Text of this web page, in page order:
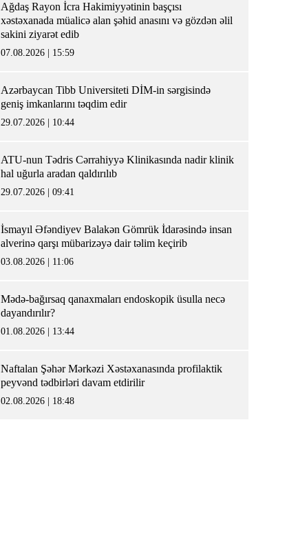
Ağdaş Rayon İcra Hakimiyyətinin başçısı
xəstəxanada müalicə alan şəhid anasını və gözdən əlil
sakini ziyarət edib
07.08.2026 | 15:59
Azərbaycan Tibb Universiteti DİM-in sərgisində
geniş imkanlarını təqdim edir
29.07.2026 | 10:44
ATU-nun Tədris Cərrahiyyə Klinikasında nadir klinik
hal uğurla aradan qaldırılıb
29.07.2026 | 09:41
İsmayıl Əfəndiyev Balakən Gömrük İdarəsində insan
alverinə qarşı mübarizəyə dair təlim keçirib
03.08.2026 | 11:06
Mədə-bağırsaq qanaxmaları endoskopik üsulla necə
dayandırılır?
01.08.2026 | 13:44
Naftalan Şəhər Mərkəzi Xəstəxanasında profilaktik
peyvənd tədbirləri davam etdirilir
02.08.2026 | 18:48